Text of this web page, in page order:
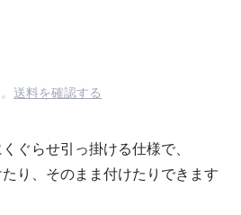
送料を確認する
ぐらせ引っ掛ける仕様で、
り、そのまま付けたりできます